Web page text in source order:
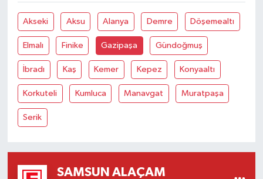
Akseki Aksu Alanya Demre Döşemealtı
Elmalı Finike Gazipaşa Gündoğmuş
İbradı Kaş Kemer Kepez Konyaaltı
Korkuteli Kumluca Manavgat Muratpaşa
Serik
SAMSUN ALAÇAM